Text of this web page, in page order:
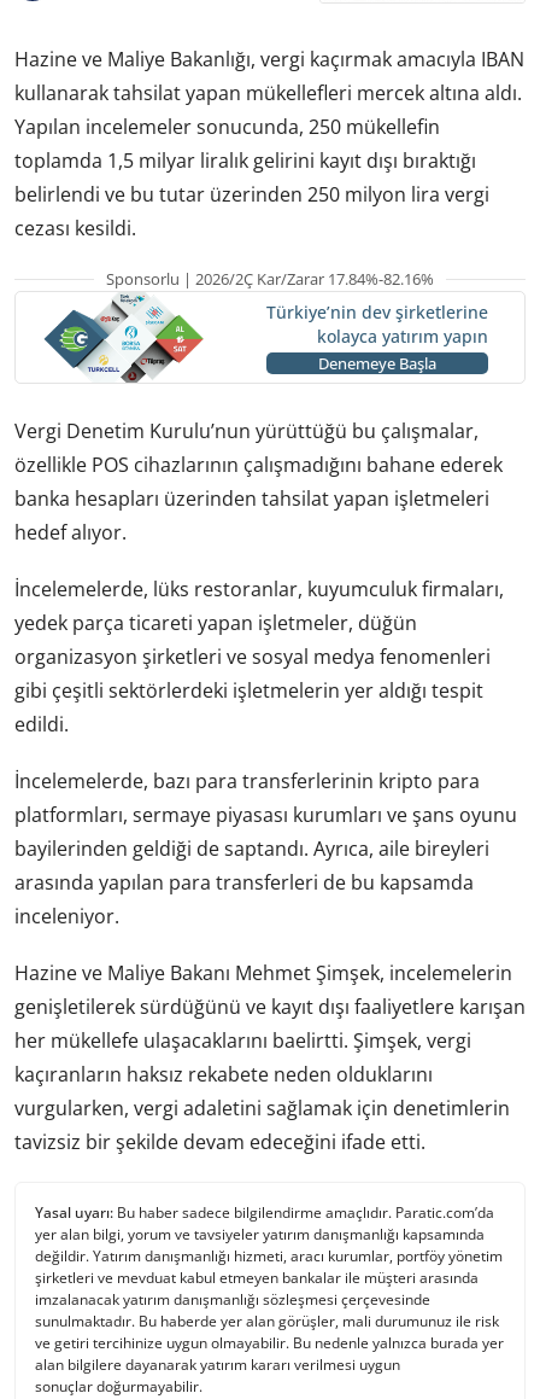
Hazine ve Maliye Bakanlığı, vergi kaçırmak amacıyla IBAN
kullanarak tahsilat yapan mükellefleri mercek altına aldı.
Yapılan incelemeler sonucunda, 250 mükellefin
toplamda 1,5 milyar liralık gelirini kayıt dışı bıraktığı
belirlendi ve bu tutar üzerinden 250 milyon lira vergi
cezası kesildi.
Sponsorlu | 2026/2Ç Kar/Zarar 17.84%-82.16%
Türkiye’nin dev şirketlerine
kolayca yatırım yapın
Denemeye Başla
Vergi Denetim Kurulu’nun yürüttüğü bu çalışmalar,
özellikle POS cihazlarının çalışmadığını bahane ederek
banka hesapları üzerinden tahsilat yapan işletmeleri
hedef alıyor.
İncelemelerde, lüks restoranlar, kuyumculuk firmaları,
yedek parça ticareti yapan işletmeler, düğün
organizasyon şirketleri ve sosyal medya fenomenleri
gibi çeşitli sektörlerdeki işletmelerin yer aldığı tespit
edildi.
İncelemelerde, bazı para transferlerinin kripto para
platformları, sermaye piyasası kurumları ve şans oyunu
bayilerinden geldiği de saptandı. Ayrıca, aile bireyleri
arasında yapılan para transferleri de bu kapsamda
inceleniyor.
Hazine ve Maliye Bakanı Mehmet Şimşek, incelemelerin
genişletilerek sürdüğünü ve kayıt dışı faaliyetlere karışan
her mükellefe ulaşacaklarını baelirtti. Şimşek, vergi
kaçıranların haksız rekabete neden olduklarını
vurgularken, vergi adaletini sağlamak için denetimlerin
tavizsiz bir şekilde devam edeceğini ifade etti.
Yasal uyarı: Bu haber sadece bilgilendirme amaçlıdır. Paratic.com’da
yer alan bilgi, yorum ve tavsiyeler yatırım danışmanlığı kapsamında
değildir. Yatırım danışmanlığı hizmeti, aracı kurumlar, portföy yönetim
şirketleri ve mevduat kabul etmeyen bankalar ile müşteri arasında
imzalanacak yatırım danışmanlığı sözleşmesi çerçevesinde
sunulmaktadır. Bu haberde yer alan görüşler, mali durumunuz ile risk
ve getiri tercihinize uygun olmayabilir. Bu nedenle yalnızca burada yer
alan bilgilere dayanarak yatırım kararı verilmesi uygun
sonuçlar doğurmayabilir.